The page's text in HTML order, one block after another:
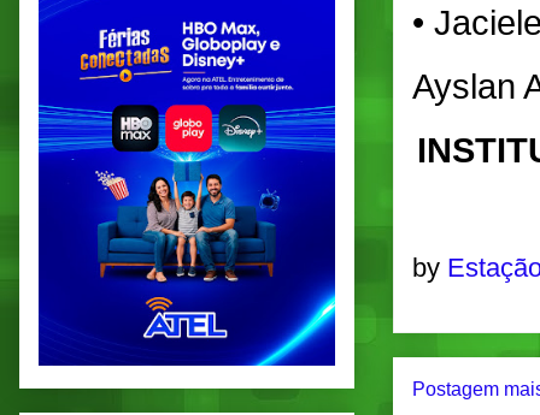
•
Ayslan
by
Postagem